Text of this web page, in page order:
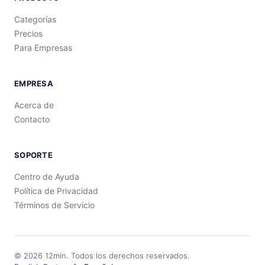
Categorías
Precios
Para Empresas
EMPRESA
Acerca de
Contacto
SOPORTE
Centro de Ayuda
Política de Privacidad
Términos de Servicio
© 2026 12min. Todos los derechos reservados.